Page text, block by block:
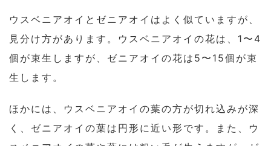
ウスベニアオイとゼニアオイはよく似ていますが、
見分け方があります。ウスベニアオイの花は、1〜4
個が束生しますが、ゼニアオイの花は5〜15個が束
生します。
ほかには、ウスベニアオイの葉の方が切れ込みが深
く、ゼニアオイの葉は円形に近い形です。また、ウ